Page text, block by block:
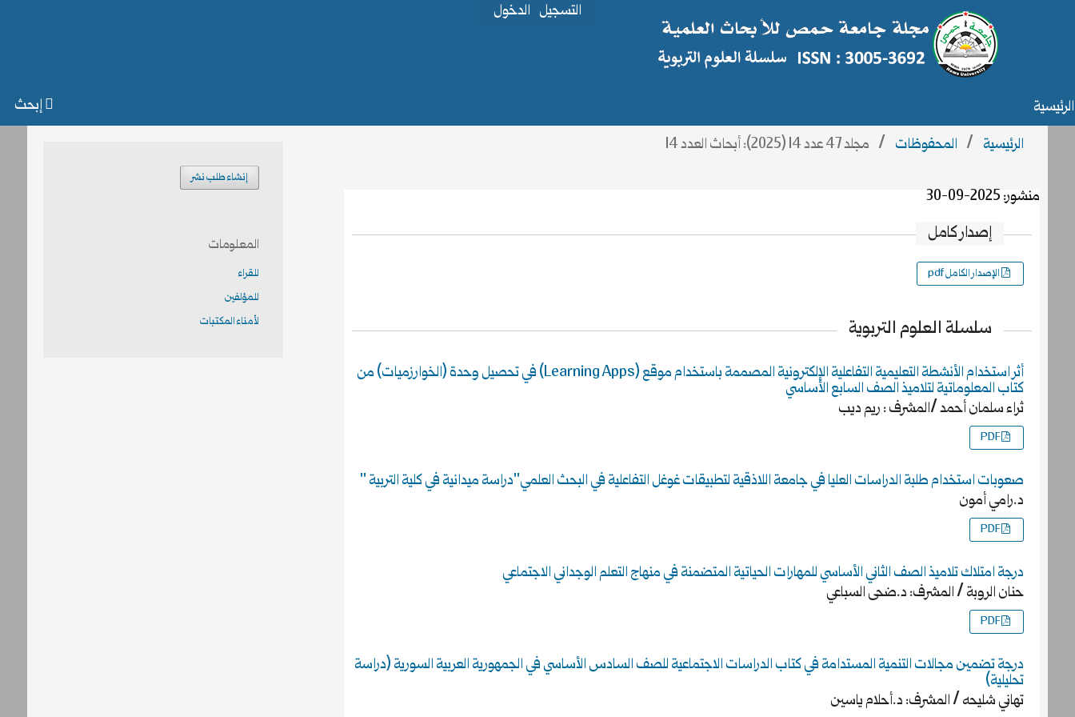
الرئيسية إبحث
التسجيل الدخول
الرئيسية / المحفوظات / مجلد 47 عدد 14 (2025): أبحاث العدد 14
منشور: 2025-09-30
إصدار كامل
الإصدار الكامل pdf
سلسلة العلوم التربوية
أثر استخدام الأنشطة التعليمية التفاعلية الإلكترونية المصممة باستخدام موقع (Learning Apps) في تحصيل وحدة (الخوارزميات) من
كتاب المعلوماتية لتلاميذ الصف السابع الأساسي
ثراء سلمان أحمد /المشرف : ريم ديب
PDF
صعوبات استخدام طلبة الدراسات العليا في جامعة اللاذقية لتطبيقات غوغل التفاعلية في البحث العلمي"دراسة ميدانية في كلية التربية "
د.رامي أمون
PDF
درجة امتلاك تلاميذ الصف الثاني الأساسي للمهارات الحياتية المتضمنة في منهاج التعلم الوجداني الاجتماعي
حنان الروبة / المشرف: د.ضحى السباعي
PDF
درجة تضمين مجالات التنمية المستدامة في كتاب الدراسات الاجتماعية للصف السادس الأساسي في الجمهورية العربية السورية (دراسة
تحليلية)
تهاني شليحه / المشرف: د.أحلام ياسين
إنشاء طلب نشر
المعلومات
للقراء
للمؤلفين
لأمناء المكتبات